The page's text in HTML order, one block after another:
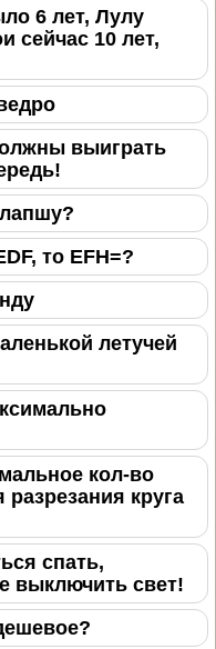
6 лет, Лулу
сейчас 10 лет,
выиграть
то EFH=?
летучей
кол-во
круга
спать,
выключить свет!